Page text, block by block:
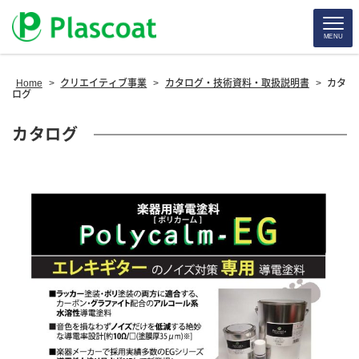
MENU
Home > クリエイティブ事業 > カタログ・技術資料・取扱説明書 > カタ
ログ
カタログ